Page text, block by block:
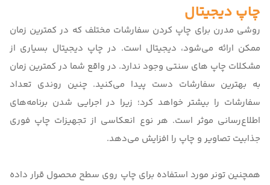
چاپ دیجیتال
روشی مدرن برای چاپ کردن سفارشات مختلف که در کمترین زمان
ممکن ارائه می‌شود، دیجیتال است. در چاپ دیجیتال بسیاری از
مشکلات چاپ های سنتی وجود ندارد. در واقع شما در کمترین زمان
به بهترین سفارشات دست پیدا می‌کنید. چنین روندی تعداد
سفارشات را بیشتر خواهد کرد؛ زیرا در اجرایی شدن برنامه‌های
اطلاع‌رسانی موثر است. هر نوع انعکاسی از تجهیزات چاپ فوری
جذابیت تصاویر و چاپ را افزایش می‌‌دهد.
همچنین تونر مورد استفاده برای چاپ روی سطح محصول قرار داده